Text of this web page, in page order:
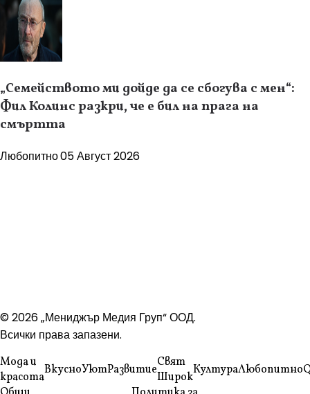
„Семейството ми дойде да се сбогува с мен“:
Фил Колинс разкри, че е бил на прага на
смъртта
Любопитно05 Август 2026
© 2026 „Мениджър Медия Груп“ ООД.
Всички права запазени.
Мода и
красотаВкусноУютРазвитиеСвят
ШирокКултураЛюбопитно